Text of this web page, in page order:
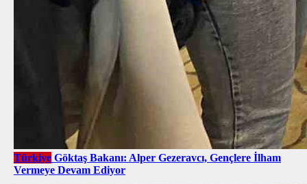
Türkiye Göktaş Bakanı: Alper Gezeravcı, Gençlere İlham
Vermeye Devam Ediyor